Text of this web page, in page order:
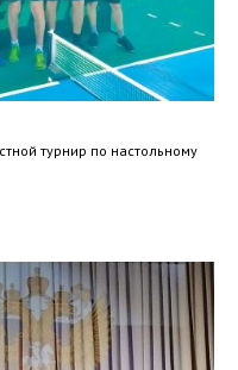
турнир по настольному